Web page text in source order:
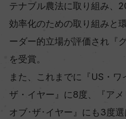
テナブル農法に取り組み、
効率化のための取り組みと
ーダー的立場が評価され『
を受賞。
また、これまでに『US・ワ
ザ・イヤー』に8度、『ア
オブ･ザ･イヤー』にも3度